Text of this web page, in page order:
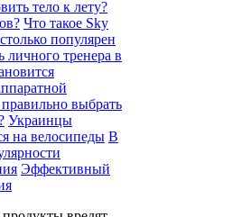
тело к лету?
Что такое Sky
популярен
личного тренера в
выбрать
Украинцы
на велосипеды В
Эффективный